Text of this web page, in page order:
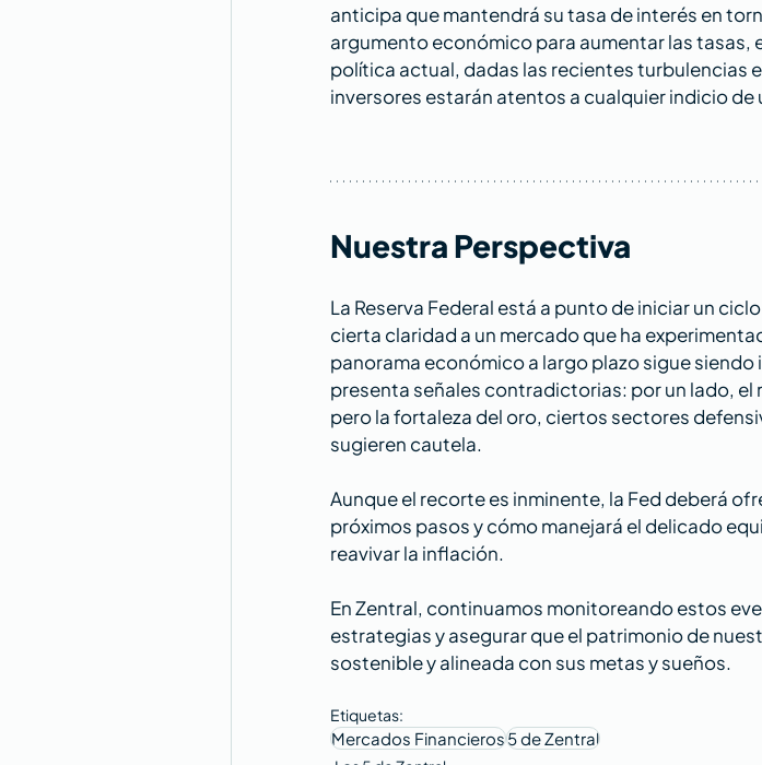
anticipa que mantendrá su tasa de interés en
argumento económico para aumentar las tasas,
política actual, dadas las recientes turbulencias
inversores estarán atentos a cualquier indicio de
Nuestra Perspectiva
La Reserva Federal está a punto de iniciar un
cierta claridad a un mercado que ha
panorama económico a largo plazo sigue
presenta señales contradictorias: por un lado, el
pero la fortaleza del oro, ciertos sectores
sugieren cautela.
Aunque el recorte es inminente, la Fed deberá
próximos pasos y cómo manejará el delicado
reavivar la inflación.
En Zentral, continuamos monitoreando estos
estrategias y asegurar que el patrimonio de
sostenible y alineada con sus metas y sueños​​​​.
Etiquetas:
Mercados Financieros5 de Zentral